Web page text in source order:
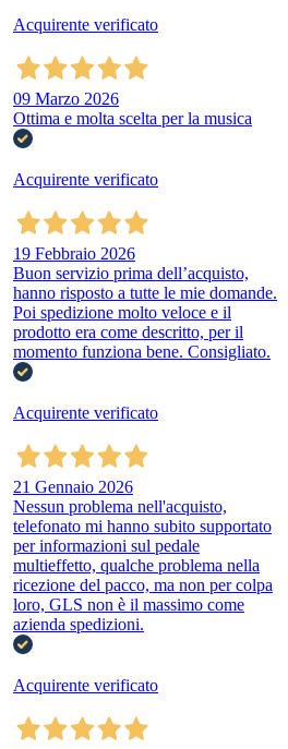
Acquirente verificato
09 Marzo 2026
Ottima e molta scelta per la musica
Acquirente verificato
19 Febbraio 2026
Buon servizio prima dell’acquisto,
hanno risposto a tutte le mie domande.
Poi spedizione molto veloce e il
prodotto era come descritto, per il
momento funziona bene. Consigliato.
Acquirente verificato
21 Gennaio 2026
Nessun problema nell'acquisto,
telefonato mi hanno subito supportato
per informazioni sul pedale
multieffetto, qualche problema nella
ricezione del pacco, ma non per colpa
loro, GLS non è il massimo come
azienda spedizioni.
Acquirente verificato